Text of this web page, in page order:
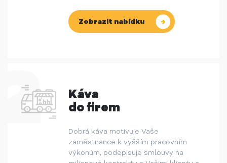
Zobrazit nabídku
Káva
do firem
Dobrá káva motivuje Vaše
zaměstnance k vyšším pracovním
výkonům, podepisuje smlouvy na